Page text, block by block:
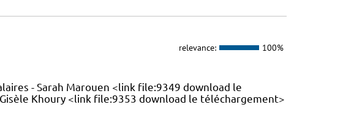
relevance: 100%
- Sarah Marouen <link file:9349 download le
Khoury <link file:9353 download le téléchargement>